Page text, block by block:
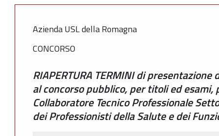
Azienda USL della Romagna
CONCORSO
RIAPERTURA TERMINI di
al concorso pubblico, per titoli ed esami,
Collaboratore Tecnico Professionale
dei Professionisti della Salute e dei